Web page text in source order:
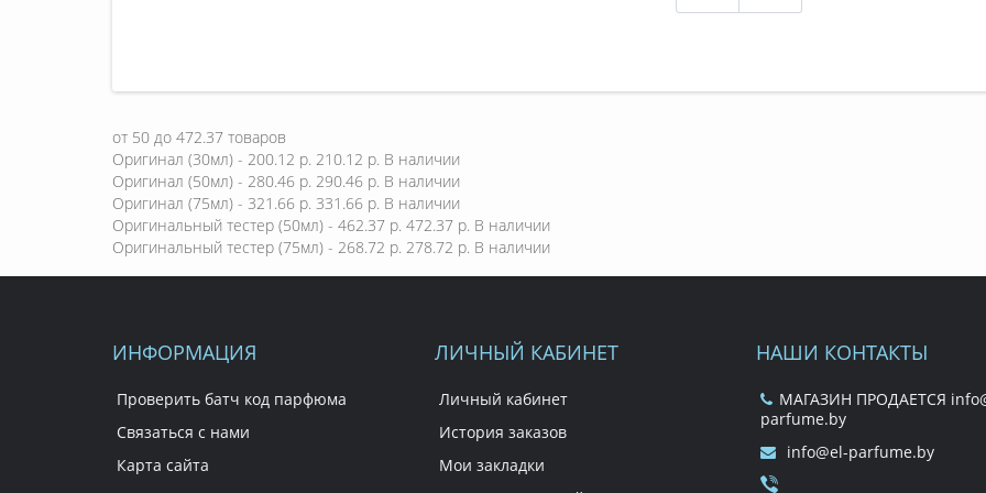
от 50 до 472.37 товаров
Оригинал (30мл) - 200.12 р. 210.12 р. В наличии
Оригинал (50мл) - 280.46 р. 290.46 р. В наличии
Оригинал (75мл) - 321.66 р. 331.66 р. В наличии
Оригинальный тестер (50мл) - 462.37 р. 472.37 р. В наличии
Оригинальный тестер (75мл) - 268.72 р. 278.72 р. В наличии
ИНФОРМАЦИЯ
Проверить батч код парфюма
Связаться с нами
Карта сайта
ЛИЧНЫЙ КАБИНЕТ
Личный кабинет
История заказов
Мои закладки
НАШИ КОНТАКТЫ
МАГАЗИН ПРОДАЕТСЯ
parfume.by
info@el-parfume.by